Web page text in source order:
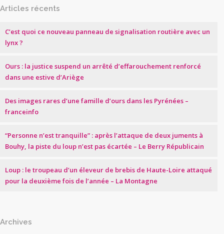
Articles récents
C’est quoi ce nouveau panneau de signalisation routière avec un
lynx ?
Ours : la justice suspend un arrêté d’effarouchement renforcé
dans une estive d’Ariège
Des images rares d’une famille d’ours dans les Pyrénées –
franceinfo
“Personne n’est tranquille” : après l’attaque de deux juments à
Bouhy, la piste du loup n’est pas écartée – Le Berry Républicain
Loup : le troupeau d’un éleveur de brebis de Haute-Loire attaqué
pour la deuxième fois de l’année – La Montagne
Archives